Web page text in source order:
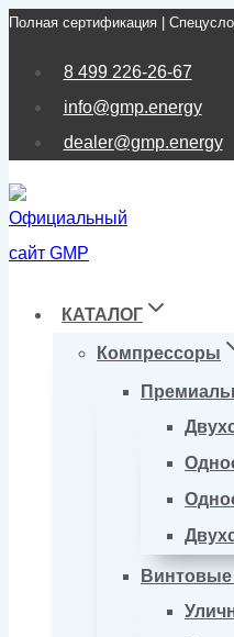
Перейти
Полная сертификация |
8 499 226-26-67
info@gmp.energy
dealer@gmp.energy
КАТАЛОГ
Компрессоры